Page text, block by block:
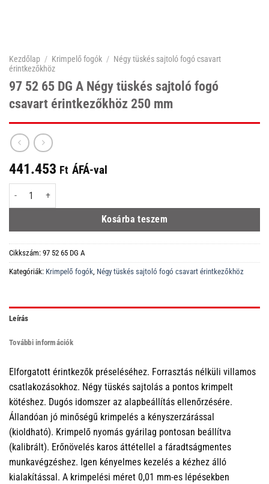
Kezdőlap / Krimpelő fogók / Négy tüskés sajtoló fogó csavart
érintkezőkhöz
97 52 65 DG A Négy tüskés sajtoló fogó
csavart érintkezőkhöz 250 mm
441.453 Ft ÁFÁ-val
97 52 65 DG A Négy tüskés sajtoló fogó csavart érintkezőkhöz 250 mm
Kosárba teszem
Cikkszám: 97 52 65 DG A
Kategóriák: Krimpelő fogók, Négy tüskés sajtoló fogó csavart érintkezőkhöz
Leírás
További információk
Elforgatott érintkezők préseléséhez. Forrasztás nélküli villamos
csatlakozásokhoz. Négy tüskés sajtolás a pontos krimpelt
kötéshez. Dugós idomszer az alapbeállítás ellenőrzésére.
Állandóan jó minőségű krimpelés a kényszerzárással
(kioldható). Krimpelő nyomás gyárilag pontosan beállítva
(kalibrált). Erőnövelés karos áttétellel a fáradtságmentes
munkavégzéshez. Igen kényelmes kezelés a kézhez álló
kialakítással. A krimpelési méret 0,01 mm-es lépésekben